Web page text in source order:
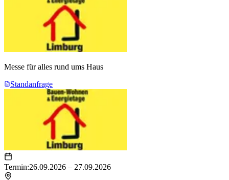
Messe für alles rund ums Haus
Standanfrage
Termin:26.09.2026 – 27.09.2026